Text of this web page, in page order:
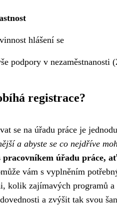
hlášení se
podpory v nezaměstnanosti
registrace?
se na úřadu práce je
a abyste se co nejdříve
pracovníkem úřadu práce,
vám s vyplněním
kolik zajímavých programů
a zvýšit tak svou